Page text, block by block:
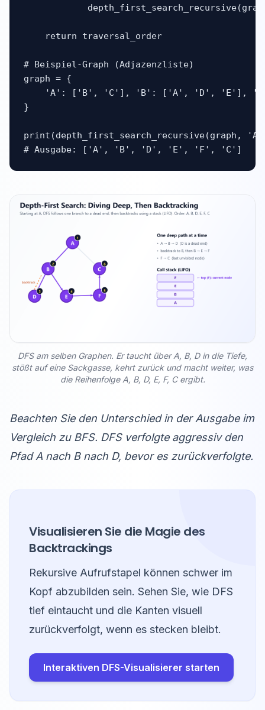
    return traversal_order
# Beispiel-Graph (Adjazenzliste)
graph = {
'A': ['B', 'C'], 'B': ['A', 'D', 'E'],
}
print(depth_first_search_recursive(graph,
# Ausgabe: ['A', 'B', 'D', 'E', 'F', 'C']
DFS am selben Graphen. Er taucht über A, B, D in die Tiefe,
stößt auf eine Sackgasse, kehrt zurück und macht weiter, was
die Reihenfolge A, B, D, E, F, C ergibt.
Beachten Sie den Unterschied in der Ausgabe im
Vergleich zu BFS. DFS verfolgte aggressiv den
Pfad A nach B nach D, bevor es zurückverfolgte.
Visualisieren Sie die Magie des
Backtrackings
Rekursive Aufrufstapel können schwer im
Kopf abzubilden sein. Sehen Sie, wie DFS
tief eintaucht und die Kanten visuell
zurückverfolgt, wenn es stecken bleibt.
Interaktiven DFS-Visualisierer starten